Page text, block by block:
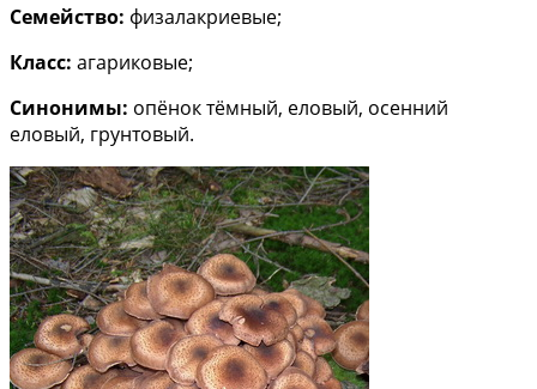
Семейство: физалакриевые;
Класс: агариковые;
Синонимы: опёнок тёмный, еловый, осенний
еловый, грунтовый.